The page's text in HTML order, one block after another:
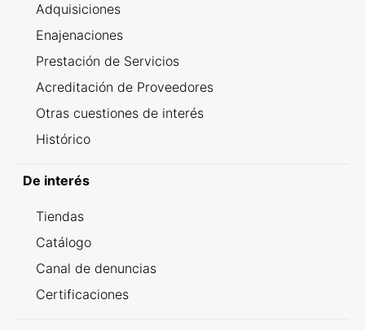
Adquisiciones
Enajenaciones
Prestación de Servicios
Acreditación de Proveedores
Otras cuestiones de interés
Histórico
De interés
Tiendas
Catálogo
Canal de denuncias
Certificaciones